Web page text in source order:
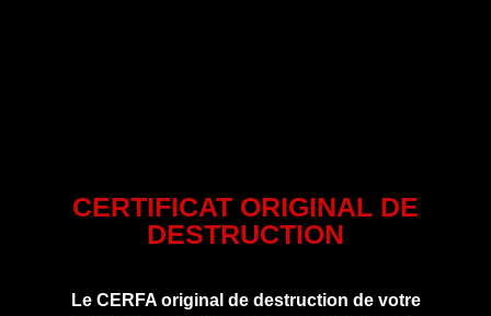
CERTIFICAT ORIGINAL DE
DESTRUCTION
Le CERFA original de destruction de votre